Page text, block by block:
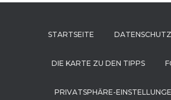
STARTSEITE
DIE KARTE ZU DEN TIPPS
PRIVATSPHÄRE-